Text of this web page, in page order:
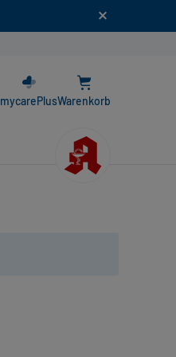
mycarePlusWarenkorb